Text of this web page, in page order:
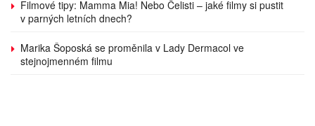
Filmové tipy: Mamma Mia! Nebo Čelisti – jaké filmy si pustit
v parných letních dnech?
Marika Šoposká se proměnila v Lady Dermacol ve
stejnojmenném filmu